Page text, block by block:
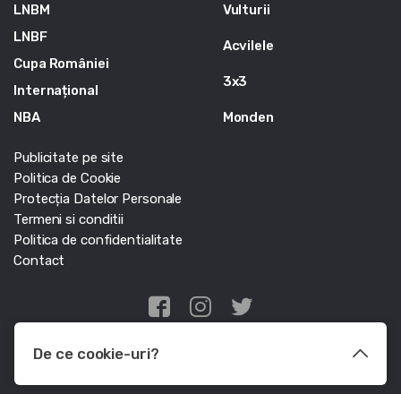
LNBM
LNBF
Cupa României
Internațional
NBA
Vulturii
Acvilele
3x3
Monden
Publicitate pe site
Politica de Cookie
Protecția Datelor Personale
Termeni si conditii
Politica de confidentialitate
Contact
Edris Digital Agency
De ce cookie-uri?